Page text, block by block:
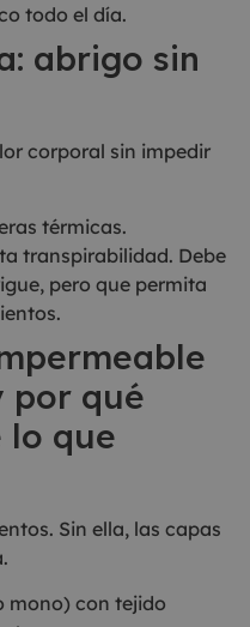
todo el día.
abrigo sin
corporal sin impedir
térmicas.
transpirabilidad. Debe
pero que permita
por qué
lo que
Sin ella, las capas
mono) con tejido